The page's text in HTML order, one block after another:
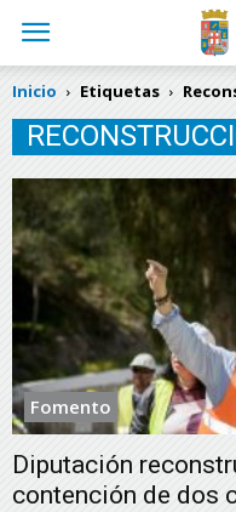
Inicio Etiquetas
Fomento
Diputación
contención de dos